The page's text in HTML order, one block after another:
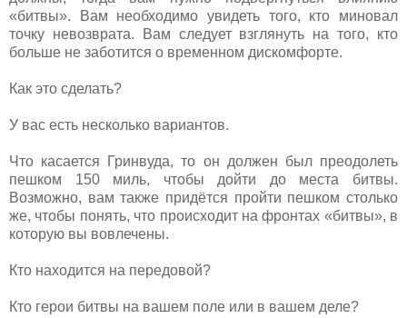
«битвы». Вам необходимо увидеть того, кто миновал
точку невозврата. Вам следует взглянуть на того, кто
больше не заботится о временном дискомфорте.
Как это сделать?
У вас есть несколько вариантов.
Что касается Гринвуда, то он должен был преодолеть
пешком 150 миль, чтобы дойти до места битвы.
Возможно, вам также придётся пройти пешком столько
же, чтобы понять, что происходит на фронтах «битвы», в
которую вы вовлечены.
Кто находится на передовой?
Кто герои битвы на вашем поле или в вашем деле?